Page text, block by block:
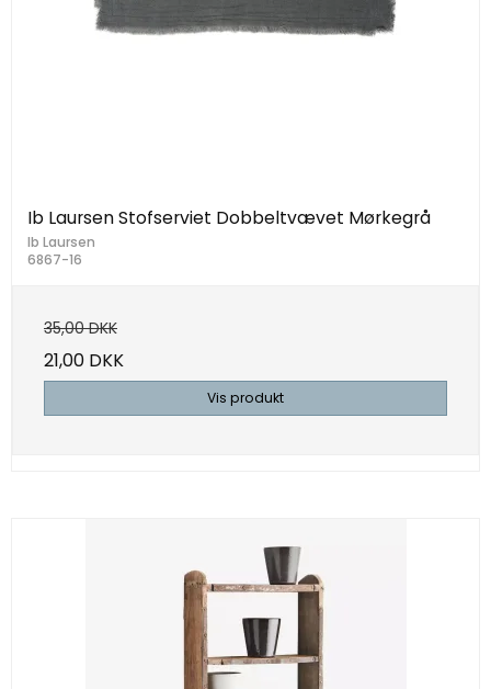
Ib Laursen Stofserviet Dobbeltvævet Mørkegrå
Ib Laursen
6867-16
35,00 DKK
21,00 DKK
Vis produkt